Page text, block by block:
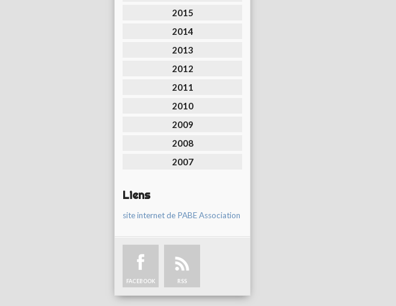
2015
2014
2013
2012
2011
2010
2009
2008
2007
Liens
site internet de PABE Association
FACEBOOK RSS